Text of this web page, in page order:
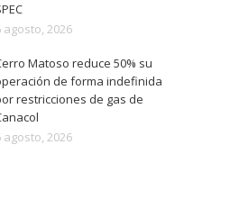
agosto, 2026
Matoso reduce 50% su
de forma indefinida
restricciones de gas de
agosto, 2026